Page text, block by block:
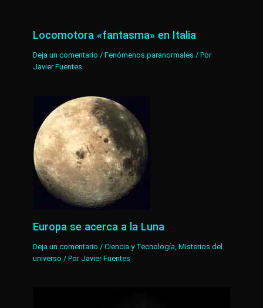
Locomotora «fantasma» en Italia
Deja un comentario /Fenómenos paranormales / Por
Javier Fuentes
Europa se acerca a la Luna
Deja un comentario /Ciencia y Tecnología ,Misterios del
universo / Por Javier Fuentes